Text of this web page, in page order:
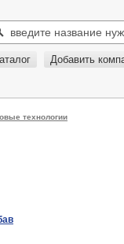
Добавить
технологии